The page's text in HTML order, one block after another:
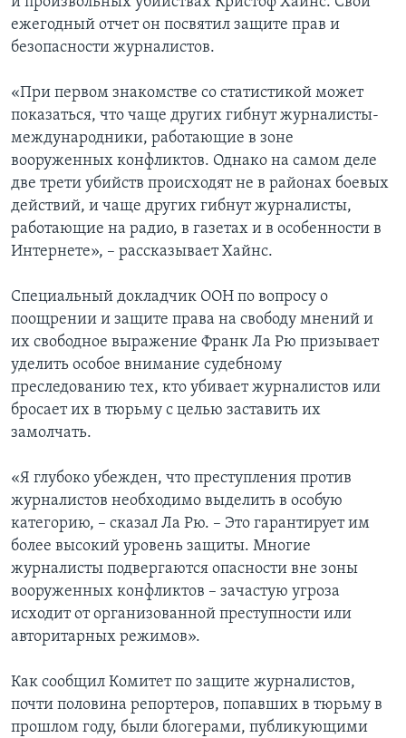
ежегодный отчет он посвятил защите прав и
безопасности журналистов.
«При первом знакомстве со статистикой может
показаться, что чаще других гибнут журналисты-
международники, работающие в зоне
вооруженных конфликтов. Однако на самом деле
две трети убийств происходят не в районах боевых
действий, и чаще других гибнут журналисты,
работающие на радио, в газетах и в особенности в
Интернете», – рассказывает Хайнс.
Специальный докладчик ООН по вопросу о
поощрении и защите права на свободу мнений и
их свободное выражение Франк Ла Рю призывает
уделить особое внимание судебному
преследованию тех, кто убивает журналистов или
бросает их в тюрьму с целью заставить их
замолчать.
«Я глубоко убежден, что преступления против
журналистов необходимо выделить в особую
категорию, – сказал Ла Рю. – Это гарантирует им
более высокий уровень защиты. Многие
журналисты подвергаются опасности вне зоны
вооруженных конфликтов – зачастую угроза
исходит от организованной преступности или
авторитарных режимов».
Как сообщил Комитет по защите журналистов,
почти половина репортеров, попавших в тюрьму в
прошлом году, были блогерами, публикующими